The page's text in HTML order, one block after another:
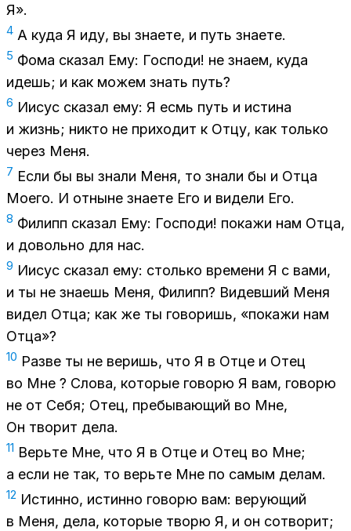
Я».
4 А куда Я иду, вы зна­е­те, и путь зна­е­те.
5 Фома ска­зал Ему: Гос­по­ди! не зна­ем, куда
идешь; и как мо­жем знать путь?
6 Иисус ска­зал ему: Я есмь путь и ис­ти­на
и жизнь; ни­кто не при­хо­дит к Отцу, как толь­ко
че­рез Меня.
7 Если бы вы зна­ли Меня, то зна­ли бы и Отца
Мо­е­го. И от­ныне зна­е­те Его и ви­де­ли Его.
8 Фи­липп ска­зал Ему: Гос­по­ди! по­ка­жи нам Отца,
и до­воль­но для нас.
9 Иисус ска­зал ему: столь­ко вре­ме­ни Я с вами,
и ты не зна­ешь Меня, Фи­липп? Ви­дев­ший Меня
ви­дел Отца; как же ты го­во­ришь, «по­ка­жи нам
От­ца»?
10 Раз­ве ты не ве­ришь, что Я в Отце и Отец
во Мне ? Сло­ва, ко­то­рые го­во­рю Я вам, го­во­рю
не от Себя; Отец, пре­бы­ва­ю­щий во Мне,
Он тво­рит дела.
11 Верь­те Мне, что Я в Отце и Отец во Мне;
а если не так, то верь­те Мне по са­мым де­лам.
12 Ис­тин­но, ис­тин­но го­во­рю вам: ве­ру­ю­щий
в Меня, дела, ко­то­рые тво­рю Я, и он со­тво­рит;